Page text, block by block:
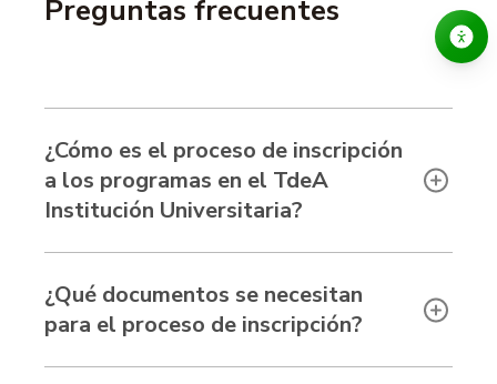
Preguntas frecuentes
¿Cómo es el proceso de inscripción
a los programas en el TdeA
Institución Universitaria?
¿Qué documentos se necesitan
para el proceso de inscripción?